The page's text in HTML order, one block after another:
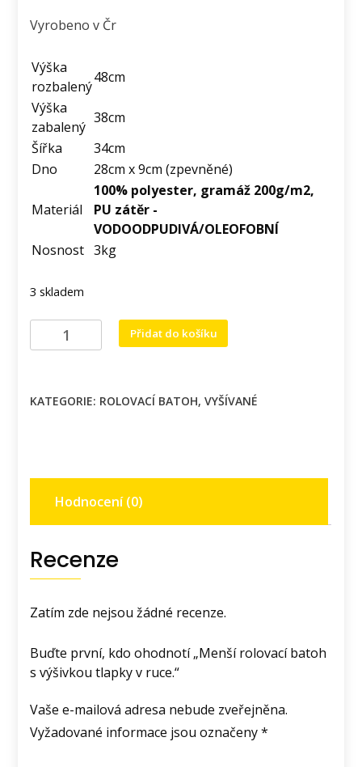
Vyrobeno v Čr
Výška
rozbalený
48cm
Výška
zabalený
38cm
Šířka
34cm
Dno
28cm x 9cm (zpevněné)
Materiál
100% polyester, gramáž 200g/m2,
PU zátěr -
VODOODPUDIVÁ/OLEOFOBNÍ
Nosnost 3kg
3 skladem
Menší
rolovací
výšivkou
množství
Přidat do košíku
KATEGORIE: ROLOVACÍ BATOH,VYŠÍVANÉ
Hodnocení (0)
Recenze
Zatím zde nejsou žádné recenze.
Buďte první, kdo ohodnotí „Menší rolovací batoh
s výšivkou tlapky v ruce.“
Vaše e-mailová adresa nebude zveřejněna.
Vyžadované informace jsou označeny*